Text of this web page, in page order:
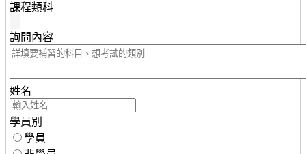
課程類科
詢問內容
姓名
學員別
學員